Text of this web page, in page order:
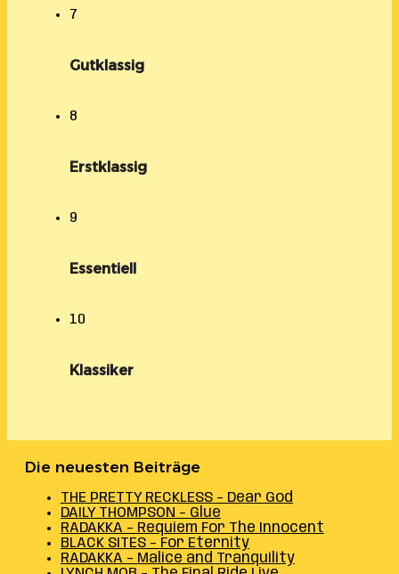
7
Gutklassig
8
Erstklassig
9
Essentiell
10
Klassiker
Die neuesten Beiträge
THE PRETTY RECKLESS – Dear God
DAILY THOMPSON – Glue
RADAKKA – Requiem For The Innocent
BLACK SITES – For Eternity
RADAKKA – Malice and Tranquility